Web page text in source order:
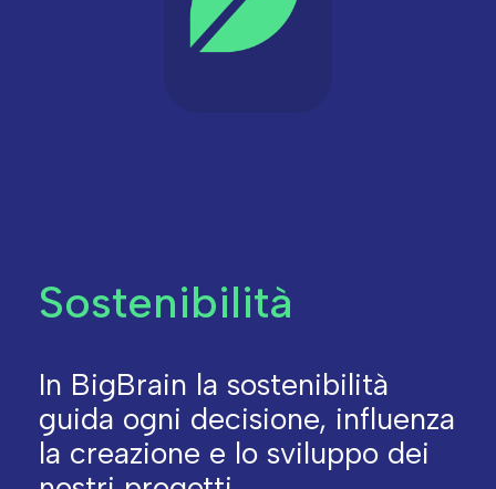
Sostenibilità
In BigBrain la sostenibilità
guida ogni decisione, influenza
la creazione e lo sviluppo dei